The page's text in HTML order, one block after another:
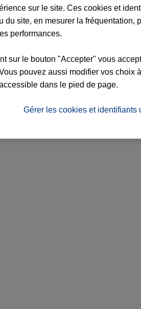
chat
Conseils animal de compagnie
Protection juridique immobilière
sur le site. Ces cookies et
du site, en mesurer la fréquentation,
performances.
sur le bouton "Accepter" vous
pouvez aussi modifier vos choix
dans le pied de page.
Gérer les cookies et identifiants